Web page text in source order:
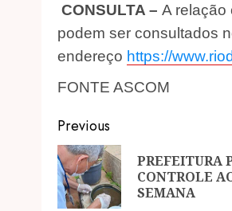
CONSULTA – A relação
podem ser consultados
endereço https://
FONTE ASCOM
Post
navigation
Previous
PREFEITURA
CONTROLE
SEMANA